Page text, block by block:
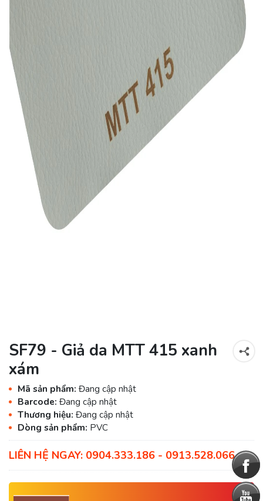
SF79 - Giả da MTT 415 xanh
xám
Mã sản phẩm: Đang cập nhật
Barcode: Đang cập nhật
Thương hiệu: Đang cập nhật
Dòng sản phẩm: PVC
LIÊN HỆ NGAY: 0904.333.186 - 0913.528.066